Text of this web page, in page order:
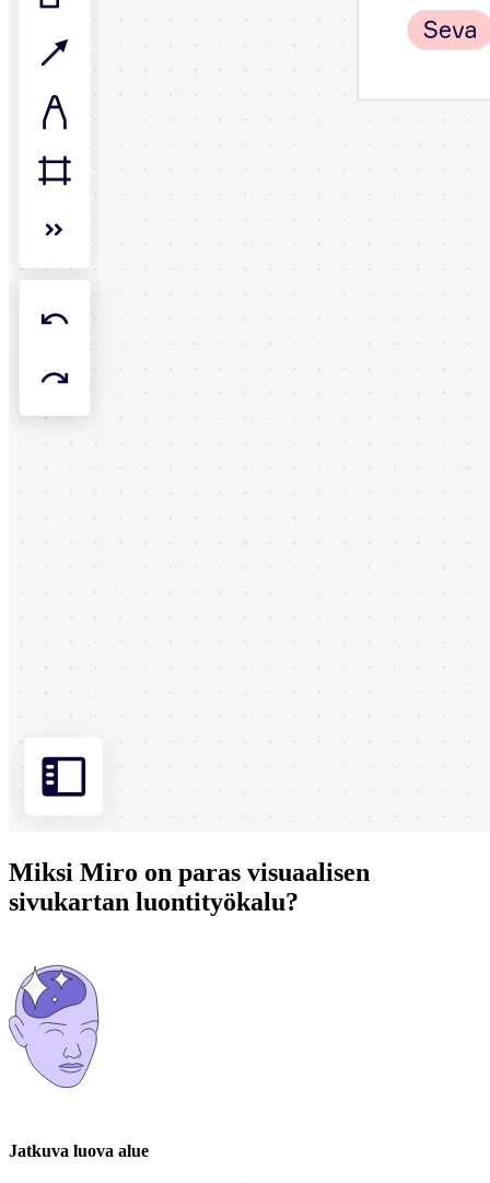
Miksi Miro on paras visuaalisen
sivukartan luontityökalu?
Jatkuva luova alue